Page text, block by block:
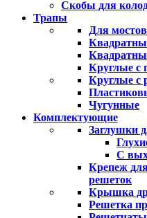
Скобы для
Трапы
Для
Круглые с
Круглые с
Чугунные
Комплектующие
Заглушки
С
Крепеж
решеток
Крышка
Решетка